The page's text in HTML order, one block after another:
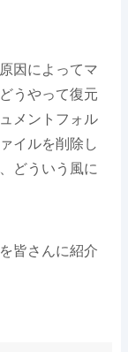
因によってマ
うやって復元
メントフォル
イルを削除し
どういう風に
皆さんに紹介